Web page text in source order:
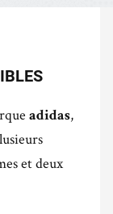
adidas,
et deux